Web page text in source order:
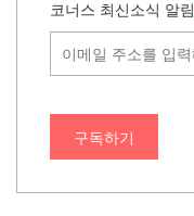
코너스 최신소식 알림
구독하기